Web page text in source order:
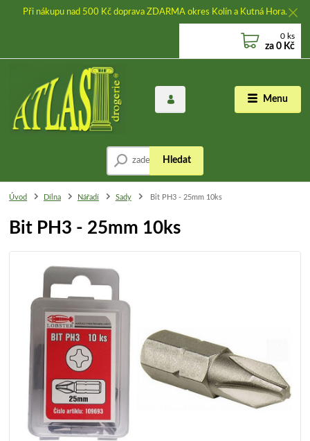
Při nákupu nad 500 Kč doprava ZDARMA okres Kolín a Kutná Hora.
Menu
Hledat
0 ks
za 0 Kč
Úvod Dílna Nářadí Sady Bit PH3 - 25mm 10ks
Bit PH3 - 25mm 10ks